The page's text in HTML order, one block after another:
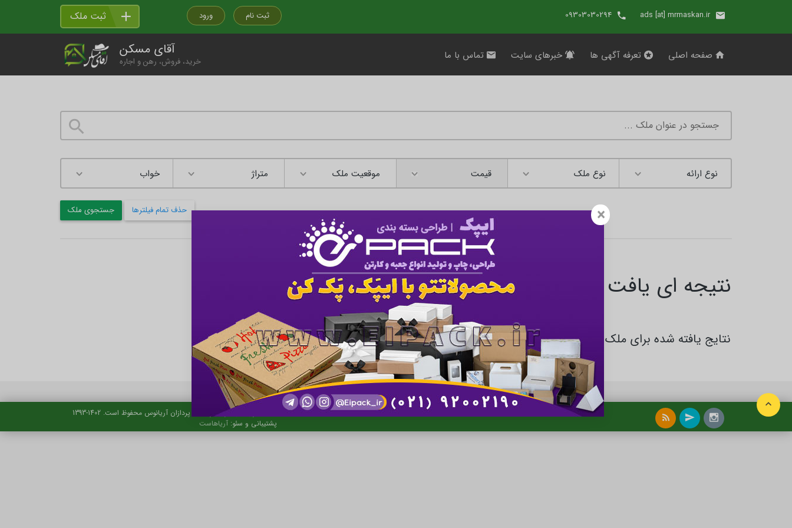
ads [at] mrmaskan.ir
09303030294 ثبت نام ورود ثبت ملک
آقای مسکن
خرید، فروش، رهن و اجاره صفحه اصلی تعرفه آگهی ها خبرهای سایت تماس با ما
قیمت موقعیت ملک متراژ
جستجوی ملک حذف تمام فیلترها
نتیجه ای یافت نشد
نتایج یافته شده برای ملک و املاک در اردبیل
کلیه حقوق این تارنما نزد ایده پردازان آریانوس محفوظ است. 1402-1393
پشتیبانی و سئو: آریاهاست
×